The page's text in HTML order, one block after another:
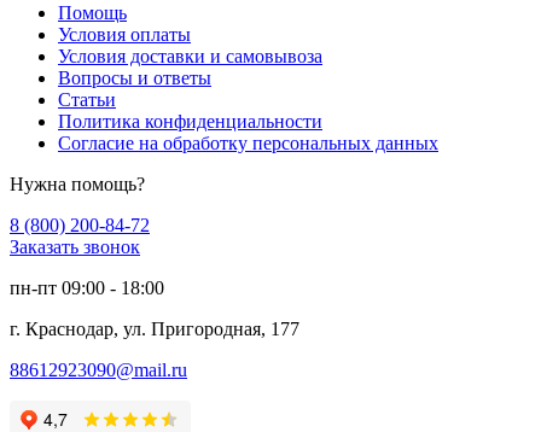
Помощь
Условия оплаты
Условия доставки и самовывоза
Вопросы и ответы
Статьи
Политика конфиденциальности
Согласие на обработку персональных данных
Нужна помощь?
8 (800) 200-84-72
Заказать звонок
пн-пт 09:00 - 18:00
г. Краснодар, ул. Пригородная, 177
88612923090@mail.ru